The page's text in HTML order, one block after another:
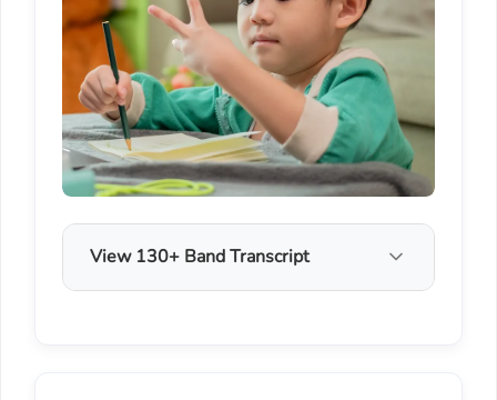
View 130+ Band Transcript